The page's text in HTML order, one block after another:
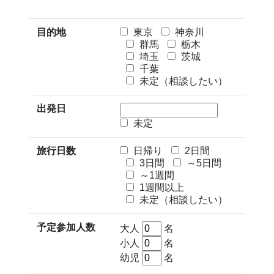
目的地 東京
神奈川
群馬
栃木
埼玉
茨城
千葉
未定（相談したい）
出発日
未定
旅行日数 日帰り
2日間
3日間
～5日間
～1週間
1週間以上
未定（相談したい）
予定参加人数 大人
名
小人
名
幼児
名